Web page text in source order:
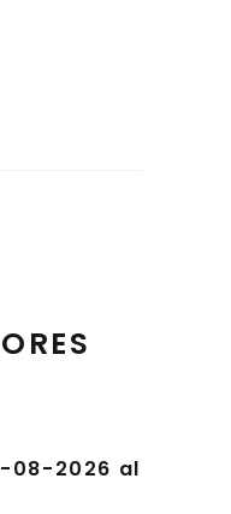
08-2026 al